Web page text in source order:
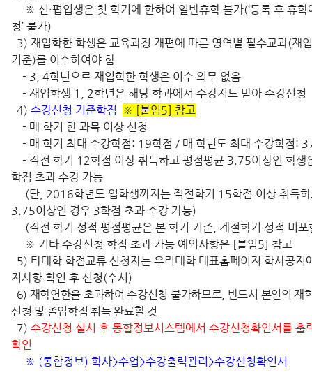
※ 신·폅입생은 첫 학기에 한하여 일반휴학 불가(‘등록 후 휴학
청’ 불가)
3) 재입학한 학생은 교육과정 개편에 따른 영역별 필수교과(재
기준)를 이수하여야 함
- 3, 4학년으로 재입학한 학생은 이수 의무 없음
- 재입학생 1, 2학년은 해당 학과에서 수강지도 받아 수강신청
4)수강신청 기준학점
※ [붙임5] 참고
- 매 학기 한 과목 이상 신청
- 매 학기 최대 수강학점: 19학점 / 매 학년도 최대 수강학점:
- 직전 학기 12학점 이상 취득하고 평점평균 3.75이상인 학생
학점 초과 수강 가능
(단, 2016학년도 입학생까지는 직전학기 15학점 이상 취득하
3.75이상인 경우 3학점 초과 수강 가능)
(직전 학기 성적 평점평균은 본 학기 기준, 계절학기 성적 미포
※ 기타 수강신청 학점 초과 가능 예외사항은 [붙임5] 참고
5) 타대학 학점교류 신청자는 우리대학 대표홈페이지 학사공지
지사항 확인 후 신청(수시)
6) 재학연한을 초과하여 수강신청 불가하므로, 반드시 본인의 재
신청 및 졸업학점 취득 완료할 것
7)수강신청 실시 후 통합정보시스템에서 수강신청확인서를 출
확인
※ (통합정보) 학사>수업>수강출력관리>수강신청확인서